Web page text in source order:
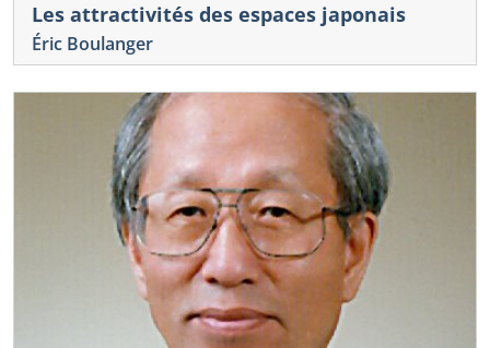
Les attractivités des espaces japonais
Éric Boulanger